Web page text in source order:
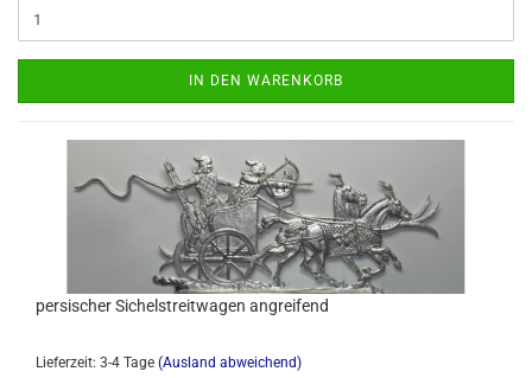
IN DEN WARENKORB
persischer Sichelstreitwagen angreifend
Lieferzeit: 3-4 Tage (Ausland abweichend)